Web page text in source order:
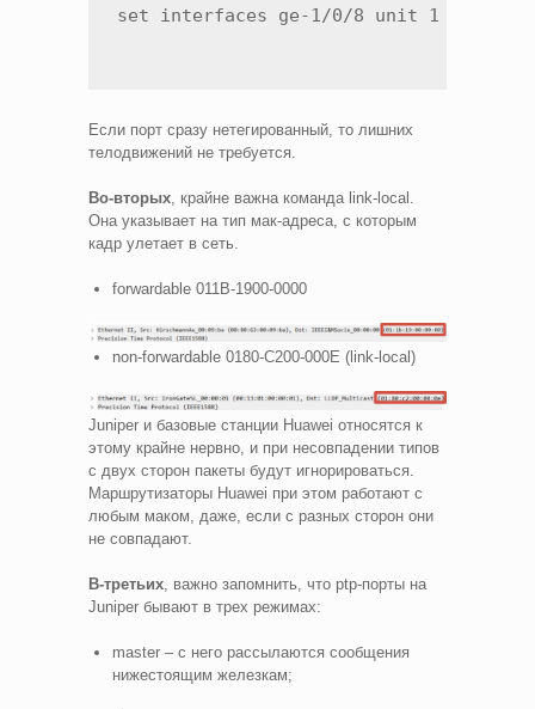
set interfaces ge-1/0/8 unit 1 vlan-id
Если порт сразу нетегированный, то лишних
телодвижений не требуется.
Во-вторых, крайне важна команда link-local.
Она указывает на тип мак-адреса, с которым
кадр улетает в сеть.
forwardable 011B-1900-0000
non-forwardable 0180-C200-000E (link-local)
Juniper и базовые станции Huawei относятся к
этому крайне нервно, и при несовпадении типов
с двух сторон пакеты будут игнорироваться.
Маршрутизаторы Huawei при этом работают с
любым маком, даже, если с разных сторон они
не совпадают.
В-третьих, важно запомнить, что ptp-порты на
Juniper бывают в трех режимах:
master – с него рассылаются сообщения
нижестоящим железкам;